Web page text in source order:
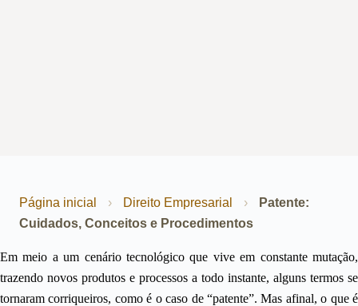
Página inicial › Direito Empresarial ›
Patente:
Cuidados, Conceitos e Procedimentos
Em meio a um cenário tecnológico que vive em constante mutação,
trazendo novos produtos e processos a todo instante, alguns termos se
tornaram corriqueiros, como é o caso de “patente”. Mas afinal, o que é